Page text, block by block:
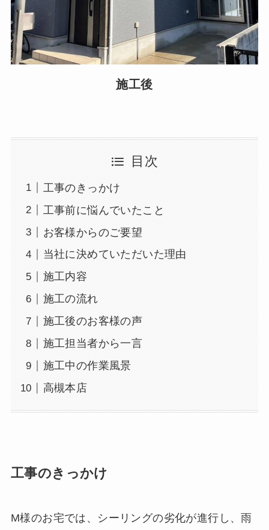
施工後
目次
工事のきっかけ
工事前に悩んでいたこと
お客様からのご要望
当社に決めていただいた理由
施工内容
施工の流れ
施工後のお客様の声
施工担当者から一言
施工中の作業風景
高槻本店
工事のきっかけ
M様のお宅では、シーリングの劣化が進行し、雨